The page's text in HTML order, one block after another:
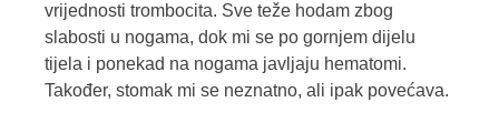
vrijednosti trombocita. Sve teže hodam zbog
slabosti u nogama, dok mi se po gornjem dijelu
tijela i ponekad na nogama javljaju hematomi.
Također, stomak mi se neznatno, ali ipak povećava.